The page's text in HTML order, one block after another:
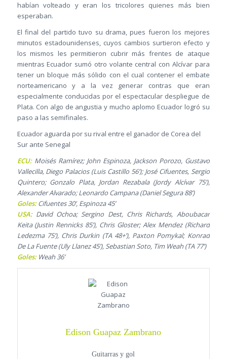
habían volteado y eran los tricolores quienes más bien
esperaban.
El final del partido tuvo su drama, pues fueron los mejores
minutos estadounidenses, cuyos cambios surtieron efecto y
los mismos les permitieron cubrir más frentes de ataque
mientras Ecuador sumó otro volante central con Alcívar para
tener un bloque más sólido con el cual contener el embate
norteamericano y a la vez generar contras que eran
especialmente conducidas por el espectacular despliegue de
Plata. Con algo de angustia y mucho aplomo Ecuador logró su
paso a las semifinales.
Ecuador aguarda por su rival entre el ganador de Corea del
Sur ante Senegal
ECU:Moisés Ramírez; John Espinoza, Jackson Porozo, Gustavo
Vallecilla, Diego Palacios (Luis Castillo 56’); José Cifuentes, Sergio
Quintero; Gonzalo Plata, Jordan Rezabala (Jordy Alcívar 75’),
Alexander Alvarado; Leonardo Campana (Daniel Segura 88’)
Goles:Cifuentes 30’, Espinoza 45’
USA:David Ochoa; Sergino Dest, Chris Richards, Aboubacar
Keita (Justin Rennicks 85’), Chris Gloster; Alex Mendez (Richard
Ledezma 75’), Chris Durkin (TA 48+’), Paxton Pomykal; Konrad
De La Fuente (Uly Llanez 45’), Sebastian Soto, Tim Weah (TA 77’)
Goles:Weah 36’
Edison Guapaz Zambrano
Guitarras y gol